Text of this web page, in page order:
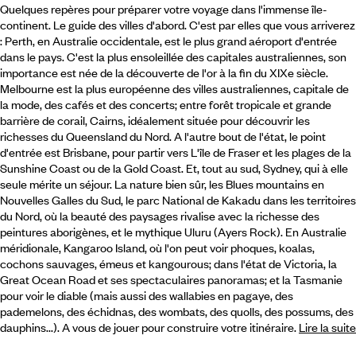
Quelques repères pour préparer votre voyage dans l'immense île-
continent. Le guide des villes d'abord. C'est par elles que vous arriverez
: Perth, en Australie occidentale, est le plus grand aéroport d'entrée
dans le pays. C'est la plus ensoleillée des capitales australiennes, son
importance est née de la découverte de l'or à la fin du XIXe siècle.
Melbourne est la plus européenne des villes australiennes, capitale de
la mode, des cafés et des concerts; entre forêt tropicale et grande
barrière de corail, Cairns, idéalement située pour découvrir les
richesses du Queensland du Nord. A l'autre bout de l'état,le point
d'entrée est Brisbane, pour partir vers L'île de Fraser et les plages de la
Sunshine Coast ou de la Gold Coast. Et, tout au sud, Sydney, qui à elle
seule mérite un séjour. La nature bien sûr, les Blues mountains en
Nouvelles Galles du Sud, le parc National de Kakadu dans les territoires
du Nord, où la beauté des paysages rivalise avec la richesse des
peintures aborigènes, et le mythique Uluru (Ayers Rock). En Australie
méridionale, Kangaroo Island, où l'on peut voir phoques, koalas,
cochons sauvages, émeus et kangourous; dans l'état de Victoria, la
Great Ocean Road et ses spectaculaires panoramas; et la Tasmanie
pour voir le diable (mais aussi des wallabies en pagaye, des
pademelons, des échidnas, des wombats, des quolls, des possums, des
dauphins...). A vous de jouer pour construire votre itinéraire. Lire la suite